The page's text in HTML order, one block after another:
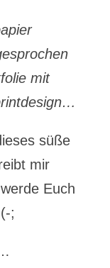
mit
süße
mir
Euch
;